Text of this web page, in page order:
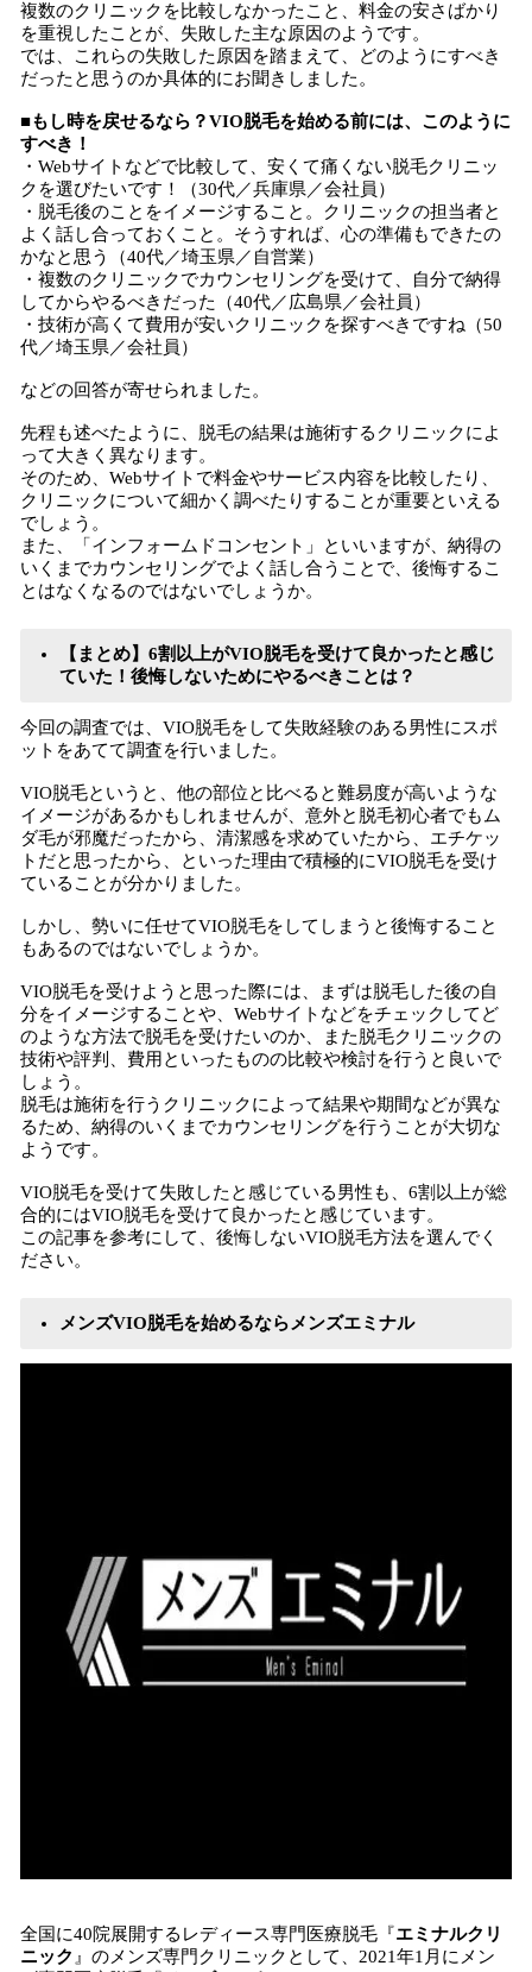
複数のクリニックを比較しなかったこと、料金の安さばかり
を重視したことが、失敗した主な原因のようです。
では、これらの失敗した原因を踏まえて、どのようにすべき
だったと思うのか具体的にお聞きしました。
■もし時を戻せるなら？VIO脱毛を始める前には、このように
すべき！
・Webサイトなどで比較して、安くて痛くない脱毛クリニッ
クを選びたいです！（30代／兵庫県／会社員）
・脱毛後のことをイメージすること。クリニックの担当者と
よく話し合っておくこと。そうすれば、心の準備もできたの
かなと思う（40代／埼玉県／自営業）
・複数のクリニックでカウンセリングを受けて、自分で納得
してからやるべきだった（40代／広島県／会社員）
・技術が高くて費用が安いクリニックを探すべきですね（50
代／埼玉県／会社員）
などの回答が寄せられました。
先程も述べたように、脱毛の結果は施術するクリニックによ
って大きく異なります。
そのため、Webサイトで料金やサービス内容を比較したり、
クリニックについて細かく調べたりすることが重要といえる
でしょう。
また、「インフォームドコンセント」といいますが、納得の
いくまでカウンセリングでよく話し合うことで、後悔するこ
とはなくなるのではないでしょうか。
【まとめ】6割以上がVIO脱毛を受けて良かったと感じ
ていた！後悔しないためにやるべきことは？
今回の調査では、VIO脱毛をして失敗経験のある男性にスポ
ットをあてて調査を行いました。
VIO脱毛というと、他の部位と比べると難易度が高いような
イメージがあるかもしれませんが、意外と脱毛初心者でもム
ダ毛が邪魔だったから、清潔感を求めていたから、エチケッ
トだと思ったから、といった理由で積極的にVIO脱毛を受け
ていることが分かりました。
しかし、勢いに任せてVIO脱毛をしてしまうと後悔すること
もあるのではないでしょうか。
VIO脱毛を受けようと思った際には、まずは脱毛した後の自
分をイメージすることや、Webサイトなどをチェックしてど
のような方法で脱毛を受けたいのか、また脱毛クリニックの
技術や評判、費用といったものの比較や検討を行うと良いで
しょう。
脱毛は施術を行うクリニックによって結果や期間などが異な
るため、納得のいくまでカウンセリングを行うことが大切な
ようです。
VIO脱毛を受けて失敗したと感じている男性も、6割以上が総
合的にはVIO脱毛を受けて良かったと感じています。
この記事を参考にして、後悔しないVIO脱毛方法を選んでく
ださい。
メンズVIO脱毛を始めるならメンズエミナル
全国に40院展開するレディース専門医療脱毛『エミナルクリ
ニック 』のメンズ専門クリニックとして、2021年1月にメン